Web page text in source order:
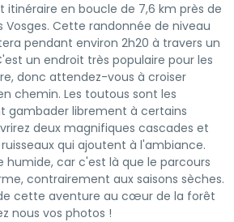
itinéraire en boucle de 7,6 km près de
Cette randonnée de niveau
pendant environ 2h20 à travers un
un endroit très populaire pour les
donc attendez-vous à croiser
chemin. Les toutous sont les
gambader librement à certains
deux magnifiques cascades et
qui ajoutent à l'ambiance.
humide, car c'est là que le parcours
contrairement aux saisons sèches.
cette aventure au cœur de la forêt
nous vos photos !